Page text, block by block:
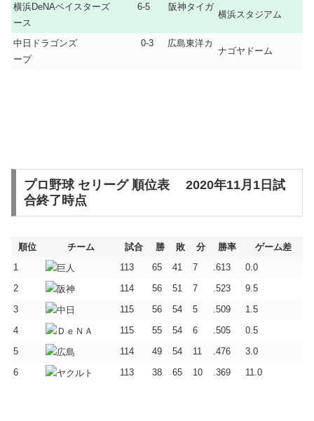
横浜DeNAベイスターズ 6-5 阪神タイガ
ース
横浜スタジアム
中日ドラゴンズ 0-3 広島東洋カ
ープ
ナゴヤドーム
プロ野球 セリーグ 順位表 2020年11月1日試
合終了時点
順位 チーム 試合 勝 敗 分 勝率
ゲーム差
1
113 65 41 7 .613
0.0
2
114 56 51 7 .523
9.5
3
115 56 54 5 .509
1.5
4
115 55 54 6 .505
0.5
5
114 49 54 11 .476
3.0
6
113 38 65 10 .369 11.0